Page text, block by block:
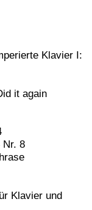
Klavier I:
it again
Nr. 8
Klavier und